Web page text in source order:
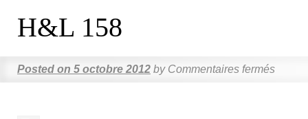
H&L 158
Posted on 5 octobre 2012 by Commentaires fermés